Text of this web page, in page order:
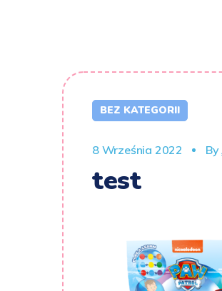
BEZ KATEGORII
8 Września 2022 By
test